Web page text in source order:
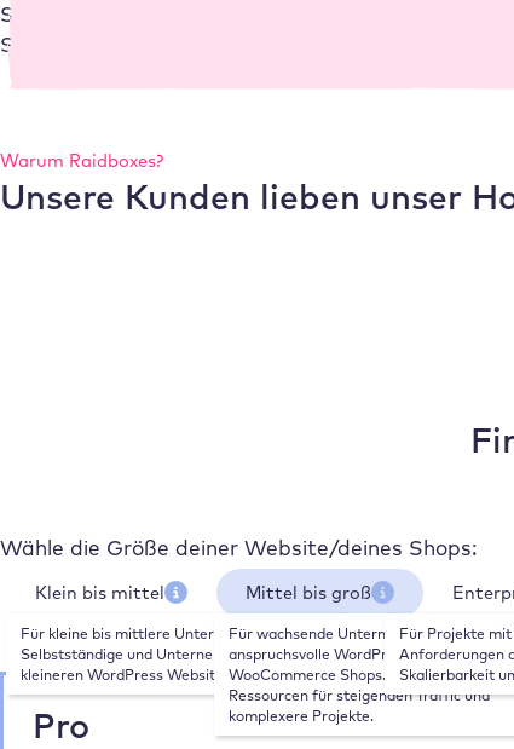
Support sorgen für ein sicheres Gefühl. So ist dein
Shop immer erreichbar.
Warum Raidboxes?
Unsere Kunden lieben unser
Wähle die Größe deiner Website/deines Shops:
Klein bis mittel
Für kleine bis mittlere Unternehmen,
Selbstständige und Unternehmen mit
kleineren WordPress Websites.
Mittel bis groß
Für wachsende Unternehmen,
anspruchsvolle WordPress Websites und
WooCommerce Shops. Mehr Leistung
Ressourcen für steigenden Traffic und
komplexere Projekte.
Für Projekte
Anforderungen
Skalierbarkeit
Pro